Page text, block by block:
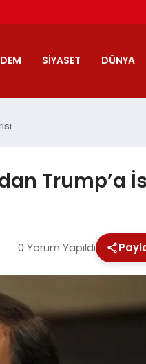
SIYASET DÜNYA
Trump’a
0 Yorum Yapıldı